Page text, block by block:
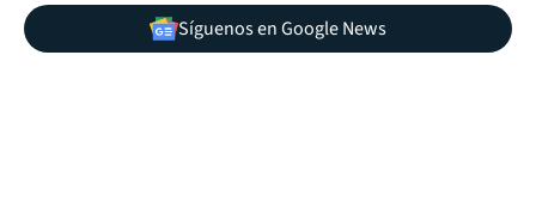
Síguenos en Google News